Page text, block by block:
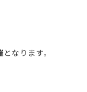
となります。